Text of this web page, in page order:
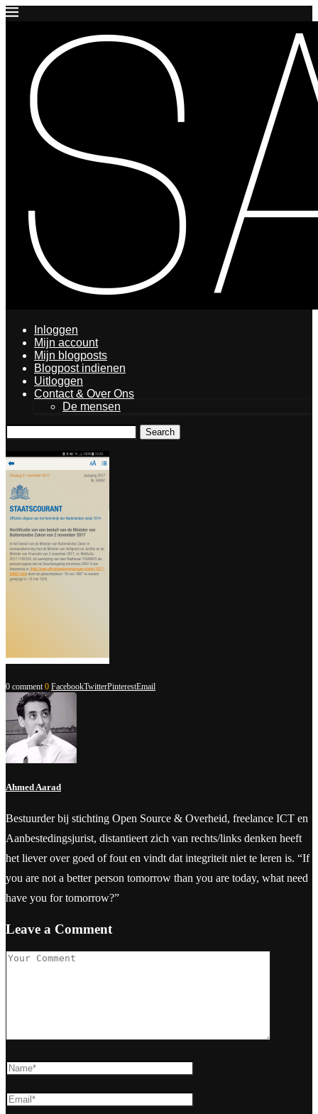
Inloggen
Mijn account
Mijn blogposts
Blogpost indienen
Uitloggen
Contact & Over Ons
De mensen
Search
0 comment 0 FacebookTwitterPinterestEmail
Ahmed Aarad
Bestuurder bij stichting Open Source & Overheid, freelance ICT en
Aanbestedingsjurist, distantieert zich van rechts/links denken heeft
het liever over goed of fout en vindt dat integriteit niet te leren is. “If
you are not a better person tomorrow than you are today, what need
have you for tomorrow?”
Leave a Comment